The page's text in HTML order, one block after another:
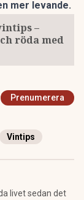
mer levande.
–
röda med
Prenumerera
Vintips
livet sedan det